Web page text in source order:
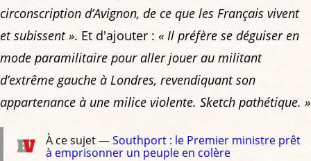
circonscription d’Avignon, de ce que les Français vivent
et subissent ». Et d'ajouter : « Il préfère se déguiser en
mode paramilitaire pour aller jouer au militant
d’extrême gauche à Londres, revendiquant son
appartenance à une milice violente. Sketch pathétique. »
À ce sujet —Southport : le Premier ministre prêt
à emprisonner un peuple en colère